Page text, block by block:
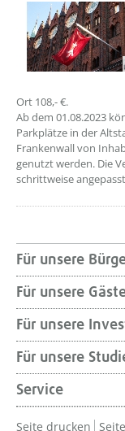
Ort 108,- €.
Ab dem 01.08.2023
Parkplätze in der
Frankenwall von
genutzt werden. Die
schrittweise
Für unsere
Für unsere
Für unsere
Für unsere
Service
Seite drucken